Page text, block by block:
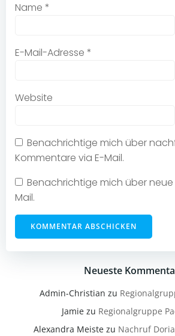
Name *
E-Mail-Adresse *
Website
Benachrichtige mich über
Kommentare via E-Mail.
Benachrichtige mich über neue
Mail.
Neueste
Admin-Christian zu
Jamiezu Regionalgruppe
Alexandra Meiste zu Nachruf